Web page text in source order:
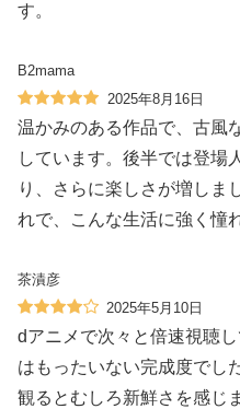
す。
B2mama
2025年8月16日
温かみのある作品で、古風
しています。後半では登場
り、さらに楽しさが増しま
れで、こんな生活に強く憧
茶漬彦
2025年5月10日
dアニメで次々と倍速視聴
はもったいない完成度でし
観るとむしろ新鮮さを感じ